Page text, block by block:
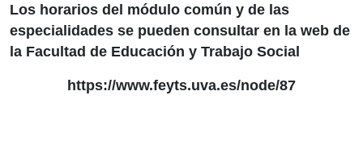
Los horarios del módulo común y de las
especialidades se pueden consultar en la web de
la Facultad de Educación y Trabajo Social
https://www.feyts.uva.es/node/87